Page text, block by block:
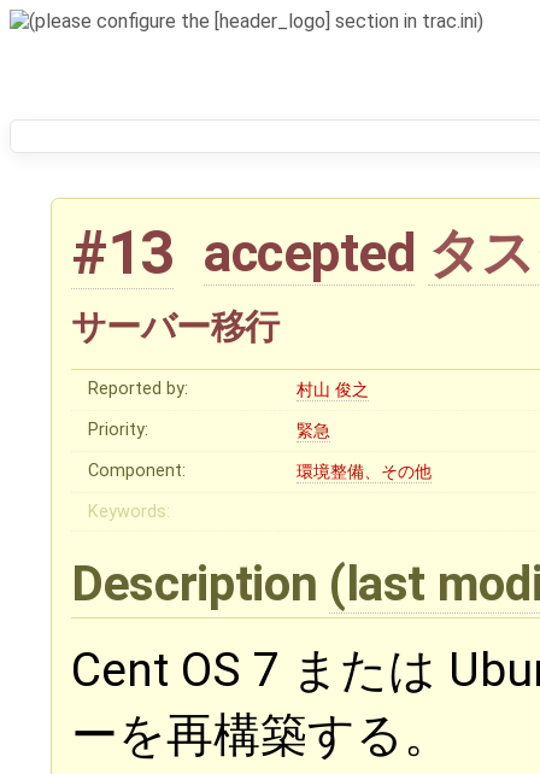
#13 accepted タ
サーバー移行
Reported by:
村山 俊之
Priority:
緊急
Component:
環境整備、その他
Keywords:
Description (last
Cent OS 7 または
ーを再構築する。